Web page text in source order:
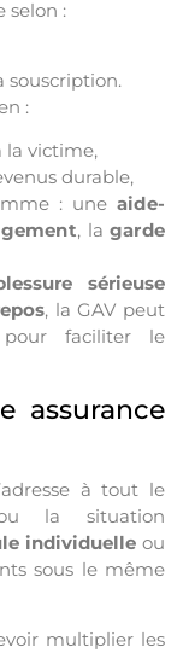
selon :
souscription.
:
la victime,
durable,
: une aide-
, lagarde
sérieuse
, la GAV peut
faciliter le
assurance
à tout le
la situation
individuelleou
sous le même
multiplier les